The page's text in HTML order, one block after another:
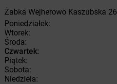
Żabka Wejherowo Kaszubska 26
Poniedziałek:
Wtorek:
Środa:
Czwartek:
Piątek:
Sobota:
Niedziela: